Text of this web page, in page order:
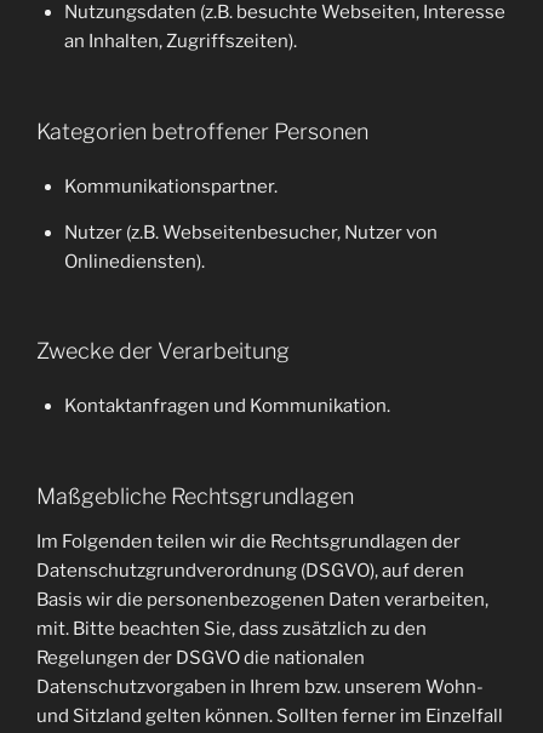
Nutzungsdaten (z.B. besuchte Webseiten, Interesse
an Inhalten, Zugriffszeiten).
Kategorien betroffener Personen
Kommunikationspartner.
Nutzer (z.B. Webseitenbesucher, Nutzer von
Onlinediensten).
Zwecke der Verarbeitung
Kontaktanfragen und Kommunikation.
Maßgebliche Rechtsgrundlagen
Im Folgenden teilen wir die Rechtsgrundlagen der
Datenschutzgrundverordnung (DSGVO), auf deren
Basis wir die personenbezogenen Daten verarbeiten,
mit. Bitte beachten Sie, dass zusätzlich zu den
Regelungen der DSGVO die nationalen
Datenschutzvorgaben in Ihrem bzw. unserem Wohn-
und Sitzland gelten können. Sollten ferner im Einzelfall